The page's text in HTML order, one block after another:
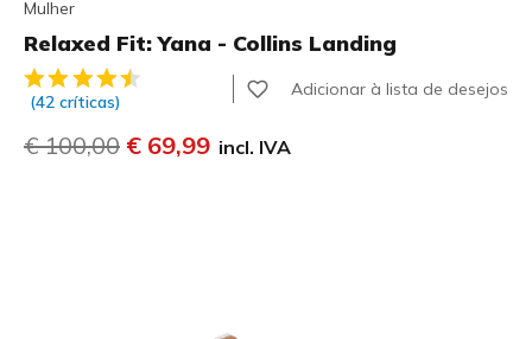
Mulher
Relaxed Fit: Yana - Collins Landing
5 de 5 – Classificação do cliente
(42 críticas)
Adicionar à lista de desejos
Preço com desconto de
€ 100,00 para
€ 69,99 incl. IVA